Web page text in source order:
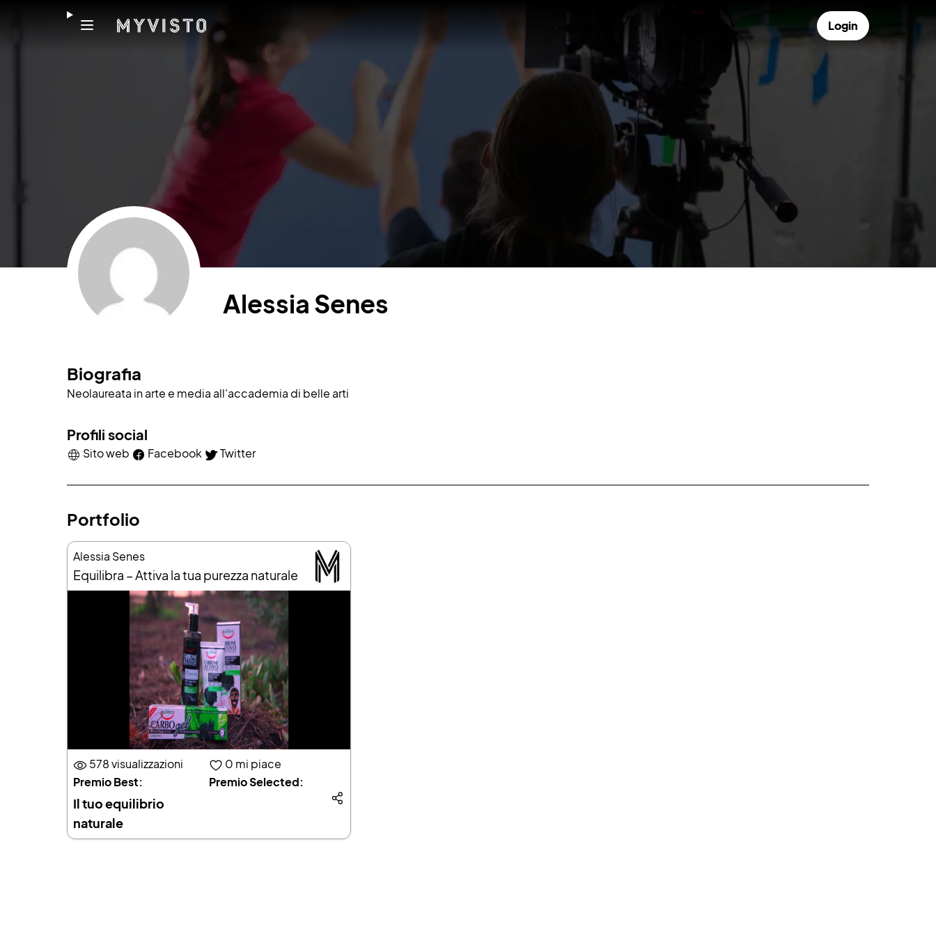
Login
Alessia Senes
Biografia
Neolaureata in arte e media all'accademia di belle arti
Profili social
Sito web Facebook Twitter
Portfolio
Alessia Senes
Equilibra – Attiva la tua purezza naturale
578 visualizzazioni 0 mi piace
Premio Best:
Premio Selected:
Il tuo equilibrio
naturale